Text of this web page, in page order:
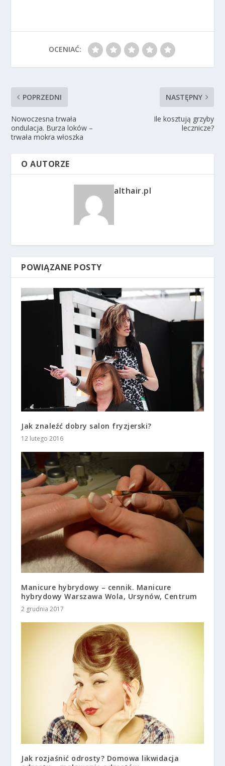
OCENIAĆ:
POPRZEDNI
Nowoczesna trwała
ondulacja. Burza loków –
trwała mokra włoszka
NASTĘPNY
Ile kosztują grzyby
lecznicze?
O AUTORZE
althair.pl
POWIĄZANE POSTY
Jak znaleźć dobry salon fryzjerski?
12 lutego 2016
Manicure hybrydowy – cennik. Manicure
hybrydowy Warszawa Wola, Ursynów, Centrum
2 grudnia 2017
Jak rozjaśnić odrosty? Domowa likwidacja